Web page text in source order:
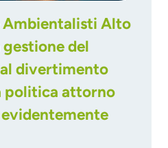
Ambientalisti Alto
del
divertimento
politica attorno